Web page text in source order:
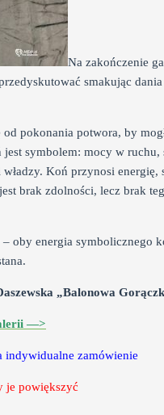
Na zakończenie
smakując
pokonania potwora, by
symbolem: mocy w ruchu,
Koń przynosi energię,
brak zdolności, lecz brak
oby energia symbolicznego
„Balonowa
—>
indywidualne zamówienie
je powiększyć